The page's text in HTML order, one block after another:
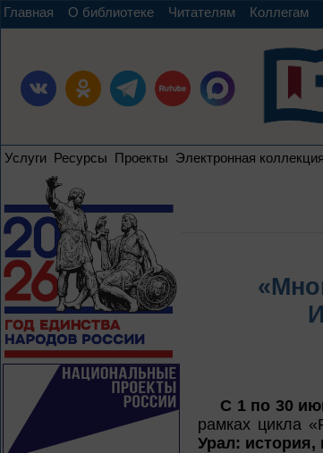
Главная О библиотеке Читателям Коллегам
Услуги Ресурсы Проекты Электронная коллекция
С 1 по 30
рамках цикла
Урал: история,